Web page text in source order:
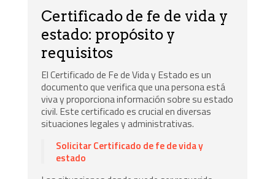
Certificado de fe de vida y
estado: propósito y
requisitos
El Certificado de Fe de Vida y Estado es un
documento que verifica que una persona está
viva y proporciona información sobre su estado
civil. Este certificado es crucial en diversas
situaciones legales y administrativas.
Solicitar Certificado de fe de vida y
estado